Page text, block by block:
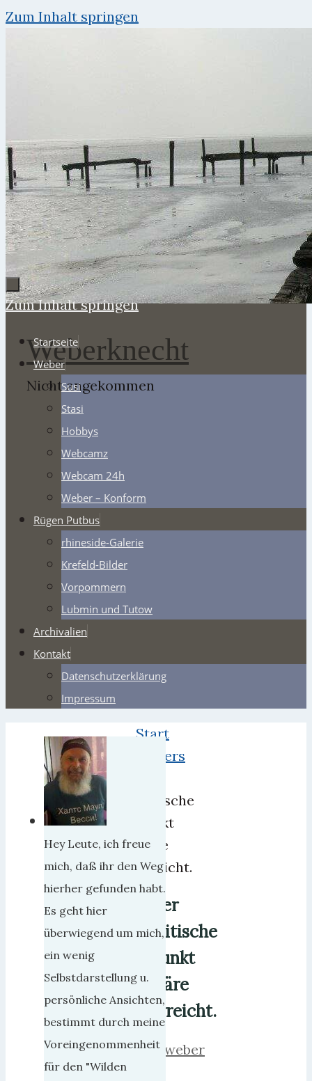
Zum Inhalt springen
Weberknecht
Nicht angekommen
Zum Inhalt springen
Startseite
Weber
Susi
Stasi
Hobbys
Webcamz
Webcam 24h
Weber – Konform
Rügen Putbus
rhineside-Galerie
Krefeld-Bilder
Vorpommern
Lubmin und Tutow
Archivalien
Kontakt
Datenschutzerklärung
Impressum
Start
Webers
kritische
Punkt
wäre
erreicht.
Der
kritische
Punkt
wäre
erreicht.
herrweber
Hey Leute, ich freue
mich, daß ihr den Weg
hierher gefunden habt.
Es geht hier
überwiegend um mich,
ein wenig
Selbstdarstellung u.
persönliche Ansichten,
bestimmt durch meine
Voreingenommenheit
für den "Wilden